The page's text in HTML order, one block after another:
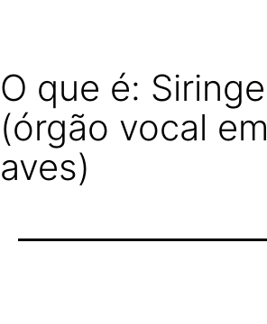
O que é: Siringe
(órgão vocal em
aves)